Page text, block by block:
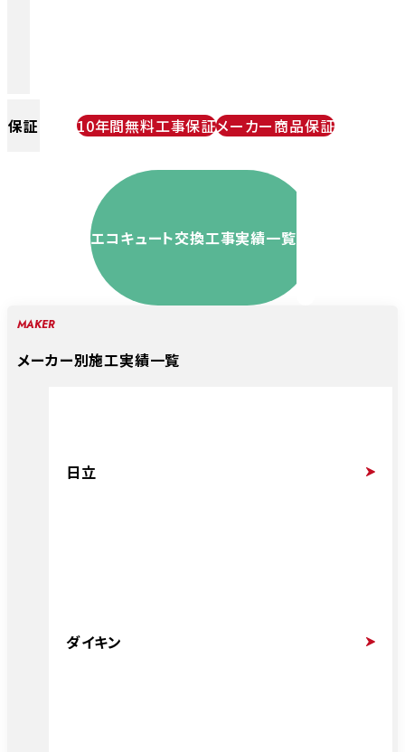
保証 10年間無料工事保証メーカー商品保証
エコキュート交換工事実績一覧
MAKER
メーカー別施工実績一覧
日立
ダイキン